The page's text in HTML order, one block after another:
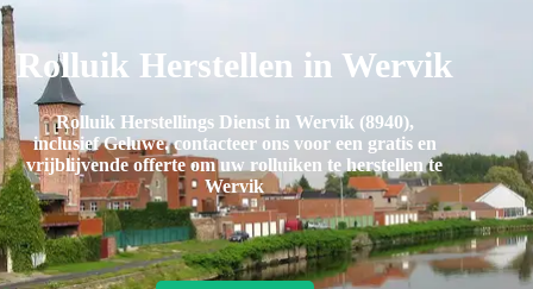
Rolluik Herstellen in Wervik
Rolluik Herstellings Dienst in Wervik (8940),
inclusiefGeluwe. contacteer ons voor een gratis en
vrijblijvende offerte om uw rolluiken te herstellen te
Wervik